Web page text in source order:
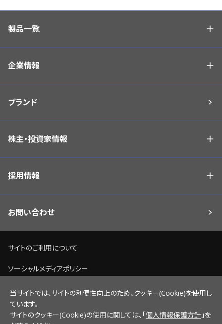
製品一覧
企業情報
ブランド
株主・投資家情報
採用情報
お問い合わせ
サイトのご利用について
ソーシャルメディアポリシー
個人情報保護方針
脆弱性情報開示ポリシー
当サイトでは、サイトの利便性向上のため、クッキー(Cookie)を使用し
ています。
サイトのクッキー(Cookie)の使用に関しては、「個人情報保護方針 」を